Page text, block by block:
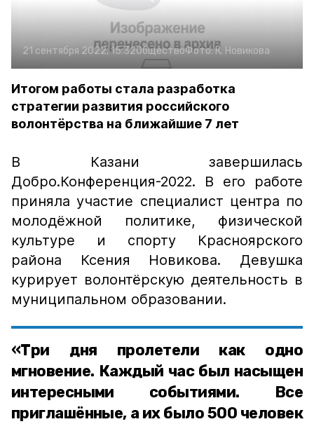
21 сентября 2022, 15:32ОбществоФото:К. Новикова
Итогом работы стала разработка
стратегии развития российского
волонтёрства на ближайшие 7 лет
В Казани завершилась
Добро.Конференция-2022. В его работе
приняла участие специалист центра по
молодёжной политике, физической
культуре и спорту Красноярского
района Ксения Новикова. Девушка
курирует волонтёрскую деятельность в
муниципальном образовании.
«Три дня пролетели как одно
мгновение. Каждый час был насыщен
интересными событиями. Все
приглашённые, а их было 500 человек